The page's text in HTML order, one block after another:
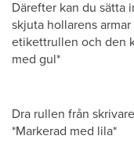
Därefter kan du sätta
skjuta hollarens
etikettrullen och den
med gul*
Dra rullen från
*Markerad med lila*